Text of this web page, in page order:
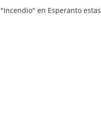
"Incendio" en Esperanto estas